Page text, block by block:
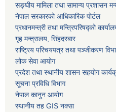
सङ्घीय मामिला तथा सामान्य प्रशासन
नेपाल सरकारको आधिकारिक पोर्टल
प्रधानमन्त्री तथा मन्त्रिपरिषद्को
गृह मन्त्रालय, सिंहदरबार
राष्ट्रिय परिचयपत्र तथा पञ्जीकरण
लोक सेवा आयोग
प्रदेश तथा स्थानीय शासन सहयोग
सूचना प्रविधि विभाग
नेपाल कानुन आयोग
स्थानीय तह GIS नक्सा